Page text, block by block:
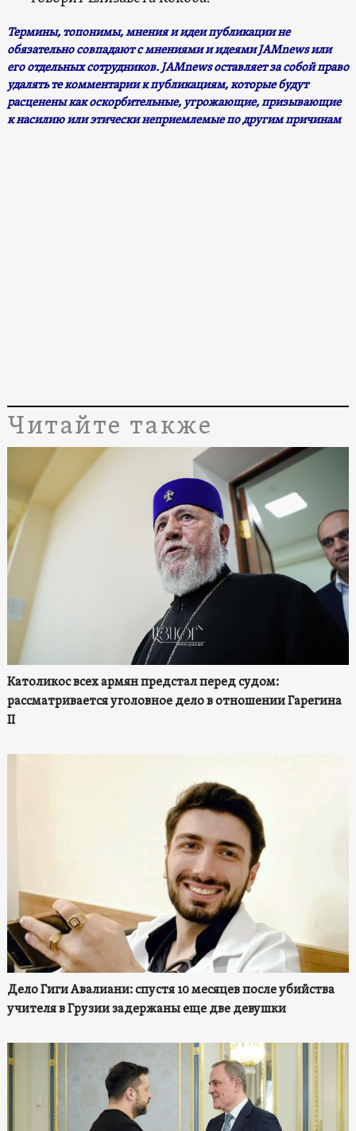
Термины, топонимы, мнения и идеи публикации не
обязательно совпадают с мнениями и идеями JAMnews или
его отдельных сотрудников. JAMnews оставляет за собой право
удалять те комментарии к публикациям, которые будут
расценены как оскорбительные, угрожающие, призывающие
к насилию или этически неприемлемые по другим причинам
Читайте также
Католикос всех армян предстал перед судом:
рассматривается уголовное дело в отношении Гарегина
II
Дело Гиги Авалиани: спустя 10 месяцев после убийства
учителя в Грузии задержаны еще две девушки